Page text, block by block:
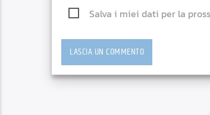
Salva i miei dati per la